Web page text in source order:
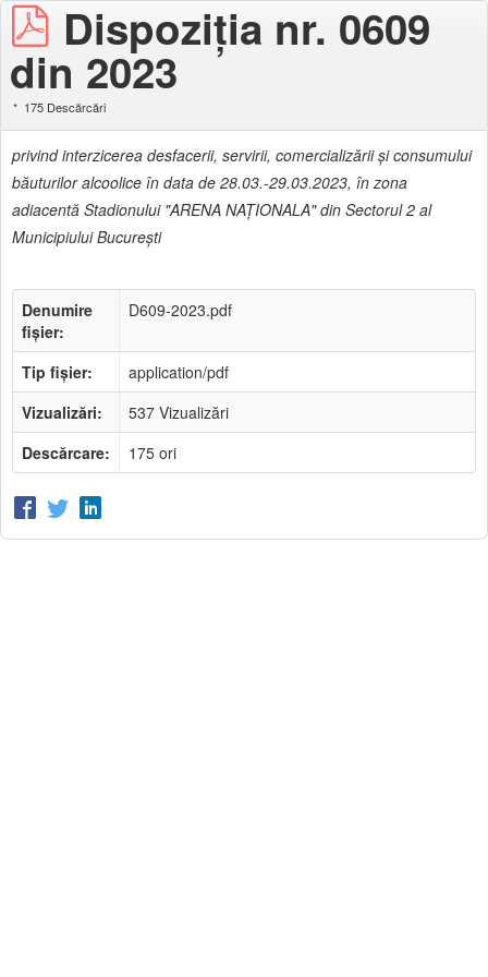
Dispoziţia nr. 0609
din 2023
175 Descărcări
privind interzicerea desfacerii, servirii, comercializării şi consumului
băuturilor alcoolice în data de 28.03.-29.03.2023, în zona
adiacentă Stadionului "ARENA NAŢIONALA" din Sectorul 2 al
Municipiului Bucureşti
Denumire
fișier:
D609-2023.pdf
Tip fișier:
application/pdf
Vizualizări:
537 Vizualizări
Descărcare:
175 ori